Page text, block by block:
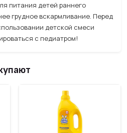
детей раннего
грудное вскармливание. Перед
детской смеси
с педиатром!